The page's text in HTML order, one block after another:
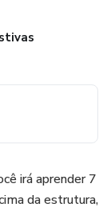
irá aprender 7
da estrutura,